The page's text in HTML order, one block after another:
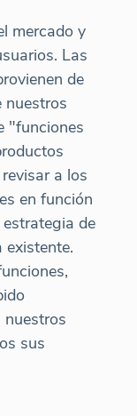
mercado y
Las
de
nuestros
"funciones
a los
en función
de
existente.
sus